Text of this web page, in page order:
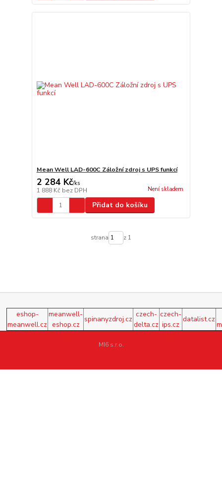
Mean Well LAD-600C Záložní zdroj s UPS funkcí
2 284 Kč/ks
1 888 Kč bez DPH Není skladem
Přidat do košíku
strana z 1
eshop-
meanwell.cz
meanwell-
eshop.cz
spinanyzdroj.cz
czech-
delta.cz
czech-
ips.cz
datalist.cz
MI6 s.r.o.